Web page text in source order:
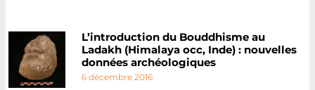
L’introduction du Bouddhisme au
Ladakh (Himalaya occ, Inde) : nouvelles
données archéologiques
6 décembre 2016